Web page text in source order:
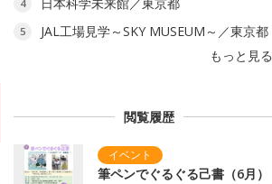
4 日本科学未来館／東京都
5
JAL工場見学～SKY MUSEUM～／東京都
もっと見る
閲覧履歴
筆ペンでぐるぐる己書（6月）